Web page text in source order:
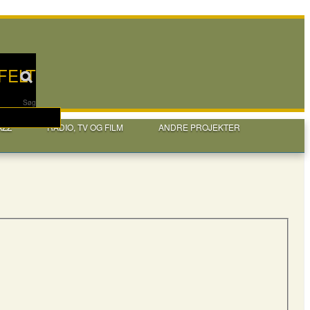
Søg
RADIO, TV OG FILM
ANDRE PROJEKTER